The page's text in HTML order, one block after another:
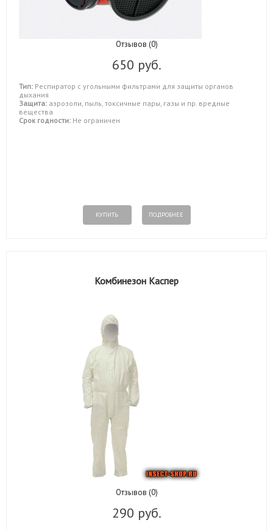
Отзывов (0)
650 руб.
Тип: Респиратор с угольными фильтрами для защиты органов
дыхания
Защита: аэрозоли, пыль, токсичные пары, газы и пр. вредные
вещества
Срок годности: Не ограничен
КУПИТЬ ПОДРОБНЕЕ
Комбинезон Каспер
Отзывов (0)
290 руб.